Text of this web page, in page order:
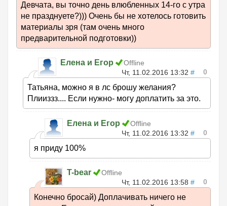
Девчата, вы точно день влюбленных 14-го с утра
не празднуете?))) Очень бы не хотелось готовить
материалы зря (там очень много
предварительной подготовки))
Елена и Егор
Offline
Чт, 11.02.2016 13:32 # 0
Татьяна, можно я в лс брошу желания?
Плииззз.... Если нужно- могу доплатить за это.
Елена и Егор
Offline
Чт, 11.02.2016 13:32 # 0
я приду 100%
T-bear
Offline
Чт, 11.02.2016 13:58 # 0
Конечно бросай) Доплачивать ничего не